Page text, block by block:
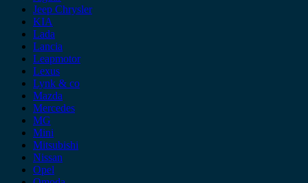
Jeep Chrysler
KIA
Lada
Lancia
Leapmotor
Lexus
Lynk & co
Mazda
Mercedes
MG
Mini
Mitsubishi
Nissan
Opel